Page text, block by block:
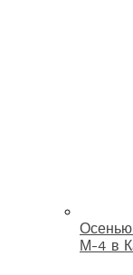
Осенью
М-4 в